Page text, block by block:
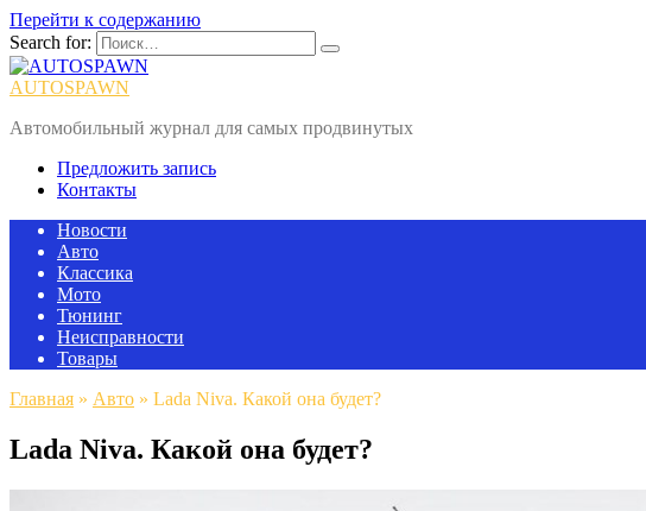
Перейти к содержанию
Search for:
AUTOSPAWN
Автомобильный журнал для самых продвинутых
Предложить запись
Контакты
Новости
Авто
Классика
Мото
Тюнинг
Неисправности
Товары
Главная » Авто » Lada Niva. Какой она будет?
Lada Niva. Какой она будет?